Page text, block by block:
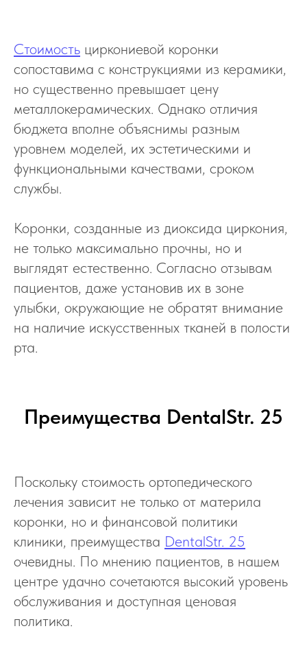
Стоимость циркониевой коронки
сопоставима с конструкциями из керамики,
но существенно превышает цену
металлокерамических. Однако отличия
бюджета вполне объяснимы разным
уровнем моделей, их эстетическими и
функциональными качествами, сроком
службы.
Коронки, созданные из диоксида циркония,
не только максимально прочны, но и
выглядят естественно. Согласно отзывам
пациентов, даже установив их в зоне
улыбки, окружающие не обратят внимание
на наличие искусственных тканей в полости
рта.
Преимущества DentalStr. 25
Поскольку стоимость ортопедического
лечения зависит не только от материла
коронки, но и финансовой политики
клиники, преимущества DentalStr. 25
очевидны. По мнению пациентов, в нашем
центре удачно сочетаются высокий уровень
обслуживания и доступная ценовая
политика.